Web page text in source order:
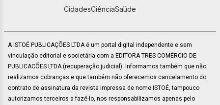
CidadesCiênciaSaúde
A ISTOÉ PUBLICAÇÕES LTDA é um portal digital independente e sem
vinculação editorial e societária com a EDITORA TRES COMÉRCIO DE
PUBLICACÕES LTDA (recuperação judicial). Informamos também que não
realizamos cobranças e que também não oferecemos cancelamento do
contrato de assinatura da revista impressa de nome ISTOÉ, tampouco
autorizamos terceiros a fazê-lo, nos responsabilizamos apenas pelo